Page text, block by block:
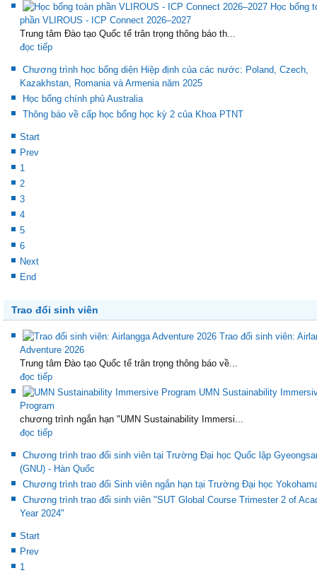
Học bổng
phần VLIROUS - ICP Connect 2026–2027
Trung tâm Đào tạo Quốc tế trân trọng thông báo th...
đọc tiếp
Chương trình học bổng diện Hiệp định của các nước: Poland, Czech,
Kazakhstan, Romania và Armenia năm 2025
Học bổng chính phủ Australia
Thông báo về cấp học bổng học kỳ 2 của Khoa PTNT
Start
Prev
1
2
3
4
5
6
Next
End
Trao đổi sinh viên
Trao đổi sinh viên:
Adventure 2026
Trung tâm Đào tạo Quốc tế trân trọng thông báo về...
đọc tiếp
UMN Sustainability
Program
chương trình ngắn hạn "UMN Sustainability Immersi...
đọc tiếp
Chương trình trao đổi sinh viên tại Trường Đại học Quốc lập
(GNU) - Hàn Quốc
Chương trình trao đổi Sinh viên ngắn hạn tại Trường Đại học
Chương trình trao đổi sinh viên "SUT Global Course Trimester 2 of
Year 2024"
Start
Prev
1